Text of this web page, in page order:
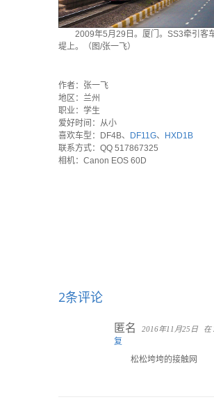
2009年5月29日。厦门。SS3牵引客
堤上。（图/张一飞）
作者：张一飞
地区：兰州
职业：学生
爱好时间：从小
喜欢车型：DF4B、 DF11G、 HXD1B
联系方式：QQ 517867325
相机：Canon EOS 60D
2条评论
匿名 2016年11月25日 在
复
松松垮垮的接触网